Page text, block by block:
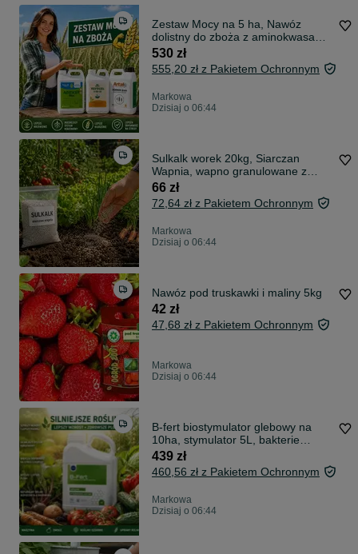
Zestaw Mocy na 5 ha, Nawóz
dolistny do zboża z aminokwasami
roślinnymi i mikroelementami
530 zł
555,20 zł z Pakietem Ochronnym
Markowa
Dzisiaj o 06:44
Sulkalk worek 20kg, Siarczan
Wapnia, wapno granulowane z
siarką,
66 zł
72,64 zł z Pakietem Ochronnym
Markowa
Dzisiaj o 06:44
Nawóz pod truskawki i maliny 5kg
42 zł
47,68 zł z Pakietem Ochronnym
Markowa
Dzisiaj o 06:44
B-fert biostymulator glebowy na
10ha, stymulator 5L, bakterie
glebowe
439 zł
460,56 zł z Pakietem Ochronnym
Markowa
Dzisiaj o 06:44